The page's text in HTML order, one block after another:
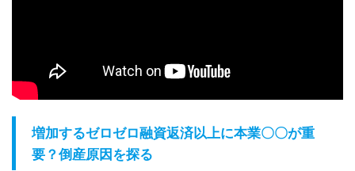
増加するゼロゼロ融資返済以上に本業〇〇が重
要？倒産原因を探る